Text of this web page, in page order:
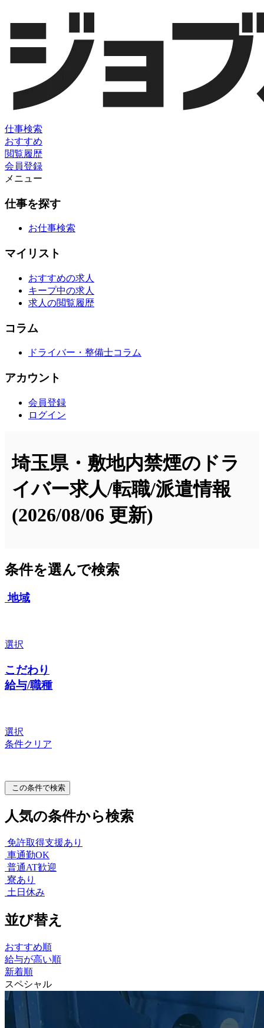
仕事検索
おすすめ
閲覧履歴
会員登録
メニュー
仕事を探す
お仕事検索
マイリスト
おすすめの求人
キープ中の求人
求人の閲覧履歴
コラム
ドライバー・整備士コラム
アカウント
会員登録
ログイン
埼玉県・敷地内禁煙のドラ
イバー求人/転職/派遣情報
(2026/08/06 更新)
条件を選んで検索
地域
選択
こだわり
給与/職種
選択
条件クリア
この条件で検索
人気の条件から検索
免許取得支援あり
車通勤OK
普通AT歓迎
寮あり
土日休み
並び替え
おすすめ順
給与が高い順
新着順
スペシャル